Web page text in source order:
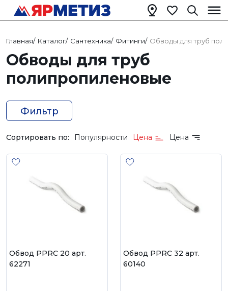
Главная/ Каталог/ Сантехника/ Фитинги/ Обводы для труб
Обводы для труб
полипропиленовые
Фильтр
Сортировать по: Популярности Цена Цена
Обвод PPRC 20 арт.
62271
Обвод PPRC 32 арт.
60140